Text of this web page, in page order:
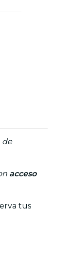
de
acceso
tus